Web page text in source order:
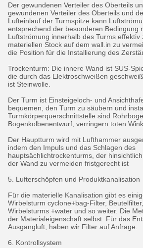
Der gewundenen Verteiler des Oberteils
gewundenen Verteiler des Oberteils und
Lufteinlauf der Turmspitze kann
entsprechend der besonderen Bedingung
Luftströmung innerhalb des Turms effektiv
materiellen Stock auf dem wall.in zu
die Position für die Installierung des
Trockenturm: Die innere Wand ist SUS-
die durch das Elektroschweißen
ist Steinwolle.
Der Turm ist Einsteigeloch- und
bequemen, den Turm zu säubern und
Turmkörperquerschnittstelle sind
Bogenkolbenentwurf, verringern toten
Der Hauptturm wird mit Lufthammer
indem den Impuls und das Schlagen des
hauptsächlichtrockenturms, der
der Wand zu vermeiden fristgerecht ist
5. Lufterschöpfen und Produktkanalisation
Für die materielle Kanalisation gibt es
Wirbelsturm cyclone+bag-Filter,
Wirbelsturms +water und so weiter. Die
der Materialeigenschaft selbst. Für das
Ausgangluft, haben wir Filter auf Anfrage.
6. Kontrollsystem